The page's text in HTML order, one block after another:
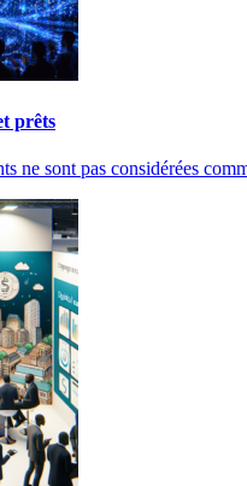
prêts
ne sont pas considérées